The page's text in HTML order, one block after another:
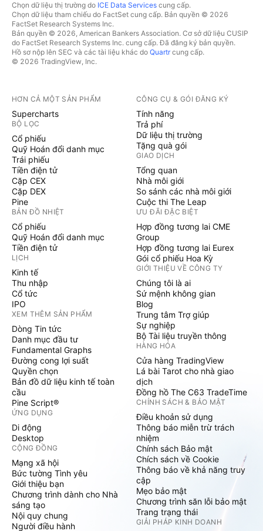
Chọn dữ liệu thị trường do ICE Data Services cung cấp.
Chọn dữ liệu tham chiếu do FactSet cung cấp. Bản quyền © 2026
FactSet Research Systems Inc.
Bản quyền © 2026, American Bankers Association. Cơ sở dữ liệu CUSIP
do FactSet Research Systems Inc. cung cấp. Đã đăng ký bản quyền.
Hồ sơ nộp lên SEC và các tài liệu khác do Quartrcung cấp.
© 2026 TradingView, Inc.
HƠN CẢ MỘT SẢN PHẨM
Supercharts
BỘ LỌC
Cổ phiếu
Quỹ Hoán đổi danh mục
Trái phiếu
Tiền điện tử
Cặp CEX
Cặp DEX
Pine
BẢN ĐỒ NHIỆT
Cổ phiếu
Quỹ Hoán đổi danh mục
Tiền điện tử
LỊCH
Kinh tế
Thu nhập
Cổ tức
IPO
XEM THÊM SẢN PHẨM
Dòng Tin tức
Danh mục đầu tư
Fundamental Graphs
Đường cong lợi suất
Quyền chọn
Bản đồ dữ liệu kinh tế toàn
cầu
Pine Script®
ỨNG DỤNG
Di động
Desktop
CỘNG ĐỒNG
Mạng xã hội
Bức tường Tình yêu
Giới thiệu bạn
Chương trình dành cho Nhà
sáng tạo
Nội quy chung
Người điều hành
CÔNG CỤ & GÓI ĐĂNG KÝ
Tính năng
Trả phí
Dữ liệu thị trường
Tặng quà gói
GIAO DỊCH
Tổng quan
Nhà môi giới
So sánh các nhà môi giới
Cuộc thi The Leap
ƯU ĐÃI ĐẶC BIỆT
Hợp đồng tương lai CME
Group
Hợp đồng tương lai Eurex
Gói cổ phiếu Hoa Kỳ
GIỚI THIỆU VỀ CÔNG TY
Chúng tôi là ai
Sứ mệnh không gian
Blog
Trung tâm Trợ giúp
Sự nghiệp
Bộ Tài liệu truyền thông
HÀNG HÓA
Cửa hàng TradingView
Lá bài Tarot cho nhà giao
dịch
Đồng hồ The C63 TradeTime
CHÍNH SÁCH & BẢO MẬT
Điều khoản sử dụng
Thông báo miễn trừ trách
nhiệm
Chính sách Bảo mật
Chích sách về Cookie
Thông báo về khả năng truy
cập
Mẹo bảo mật
Chương trình săn lỗi bảo mật
Trang trạng thái
GIẢI PHÁP KINH DOANH